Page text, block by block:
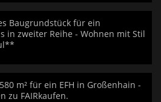
Baugrundstück für ein
in zweiter Reihe - Wohnen mit Stil
m² für ein EFH in Großenhain -
zu FAIRkaufen.